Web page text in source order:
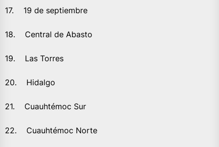
17. 19 de septiembre
18. Central de Abasto
19. Las Torres
20. Hidalgo
21. Cuauhtémoc Sur
22. Cuauhtémoc Norte